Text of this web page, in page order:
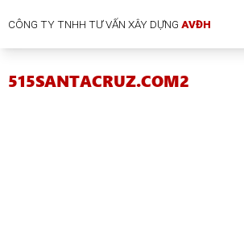
CÔNG TY TNHH TƯ VẤN XÂY DỰNGAVĐH
515SANTACRUZ.COM2